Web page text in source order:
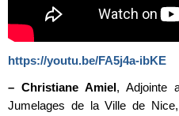
https://youtu.be/FA5j4a-ibKE
– Christiane Amiel, Adjointe
Jumelages de la Ville de